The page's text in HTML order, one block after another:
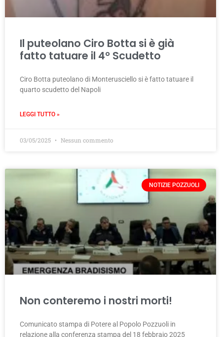
Il puteolano Ciro Botta si è già
fatto tatuare il 4° Scudetto
Ciro Botta puteolano di Monterusciello si è fatto tatuare il
quarto scudetto del Napoli
LEGGI TUTTO »
03/05/2025 Nessun commento
NOTIZIE POZZUOLI
Non conteremo i nostri morti!
Comunicato stampa di Potere al Popolo Pozzuoli in
relazione alla conferenza stampa del 18 febbraio 2025